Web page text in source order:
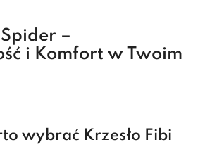
–
i Komfort w Twoim
wybrać Krzesło Fibi